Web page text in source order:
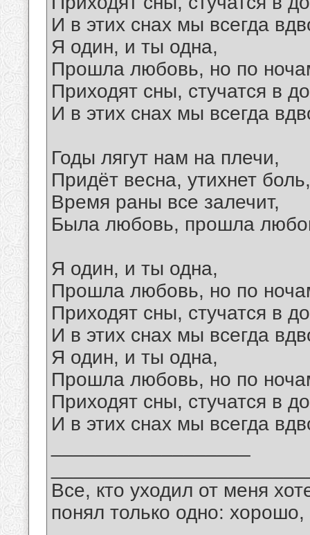
И в этих снах мы всегда
Я один, и ты одна,
Прошла любовь, но по
Приходят сны, стучатся в
И в этих снах мы всегда
Годы лягут нам на плечи,
Придёт весна, утихнет боль,
Время раны все залечит,
Была любовь, прошла
Я один, и ты одна,
Прошла любовь, но по
Приходят сны, стучатся в
И в этих снах мы всегда
Я один, и ты одна,
Прошла любовь, но по
Приходят сны, стучатся в
И в этих снах мы всегда
Все, кто уходил от меня
понял только одно: